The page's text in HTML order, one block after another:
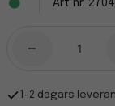
-
1-2 dagars